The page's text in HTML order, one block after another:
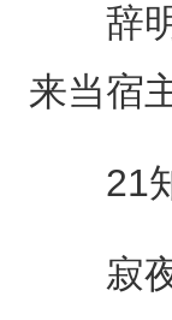
辞明
来当宿
21知
寂夜